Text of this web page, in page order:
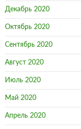
Декабрь 2020
Октябрь 2020
Сентябрь 2020
Август 2020
Июль 2020
Май 2020
Апрель 2020